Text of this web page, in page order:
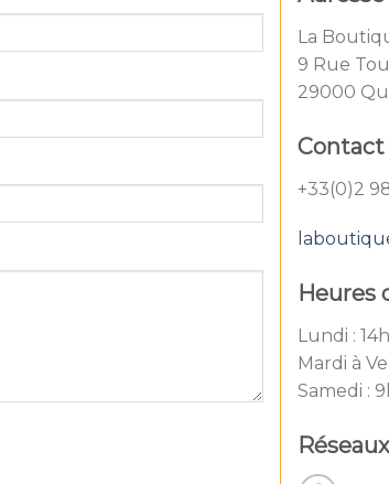
La
9 Rue
29000
Contact
+33(0)2
Heures
Lundi :
Mardi à
Samedi :